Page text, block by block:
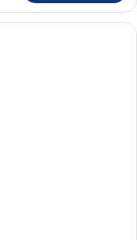
d’hôtel avec un